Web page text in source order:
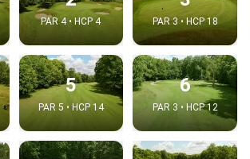
PAR 4 • HCP 4 PAR 3 • HCP 18
5
PAR 5 • HCP 14
6
PAR 3 • HCP 12